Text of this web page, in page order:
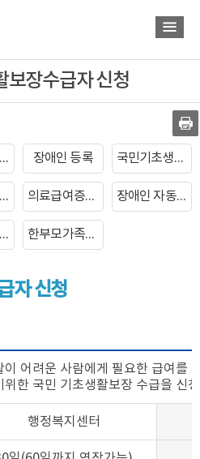
보장수급자 신청
기초연금 지급 장애인 등록 국민기초생활보장수급자 증명서발급
장애인 증명서 발급 의료급여증명서 발급 장애인 자동차 표지 발급
장애인 생계보조 수당지급 한부모가족복지급여 신청
자 신청
이 어려운 사람에게 필요한 급여를
위한 국민 기초생활보장 수급을 신
행정복지센터